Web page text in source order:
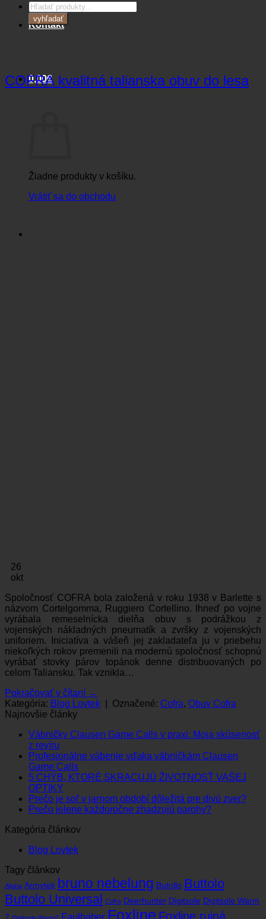
Kontakt
0,00€
Žiadne produkty v košíku.
Vrátiť sa do obchodu
Products
search
vyhľadať
COFRA kvalitná talianska obuv do lesa
26
okt
Spoločnosť COFRA bola založená v roku 1938 v Barlette s
názvom Cortelgomma, Ruggiero Cortellino. Ihneď po vojne
vyrábala remeselnícka dielňa obuv s podrážkou z
vojenských nákladných pneumatík a zvršky z vojenských
uniforiem. Iniciatíva a vášeň jej zakladateľa ju v priebehu
niekoľkých rokov premenili na modernú spoločnosť schopnú
vyrábať stovky párov topánok denne distribuovaných po
celom Taliansku. Tak vznikla…
Pokračovať v čítaní →
Kategória: Blog Lovtek Označené: Cofra, Obuv Cofra
Najnovšie články
Vábničky Clausen Game Calls v praxi: Moja skúsenosť
z revíru
komentáre
na
Vábničky
Clausen
Game
Calls
praxi:
skúsenosť
Profesionálne vábenie vďaka vábničkám Clausen
Game CallsŽiadne
komentáre
Profesionálne
vábenie
vábničkám
Game
5 CHÝB, KTORÉ SKRACUJÚ ŽIVOTNOSŤ VAŠEJ
OPTIKY
komentáre
na
CHÝB,
SKRACUJÚ
OPTIKY
Prečo je soľ v jarnom období dôležitá pre divú zver?
pre
Prečo jelene každoročne zhadzujú parohy?Žiadne
parohy?
Kategória článkov
Blog Lovtek
Tagy článkov
Alpina Armytek bruno nebelung Butollo Buttolo
Buttolo Universal Cofra Deerhunter Digitsole Digitsole Warm
7
Foxline Foxline rujná